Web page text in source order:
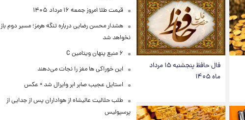
فال حافظ پنجشنبه ۱۵ مرداد
ماه ۱۴۰۵
قیمت طلا امروز جمعه ۱۶ مرداد ۱۴۰۵
هشدار محسن رضایی درباره تنگه هرمز؛ مسیر دوم باز
نخواهد شد
۶ منبع پنهان ویتامین C
این خوراکی ها مغز را نجات می‌دهند
استایل عجیب صابر ابر وایرال شد + عکس
طلب حلالیت عالیشاه از هواداران پس از جدایی از
پرسپولیس